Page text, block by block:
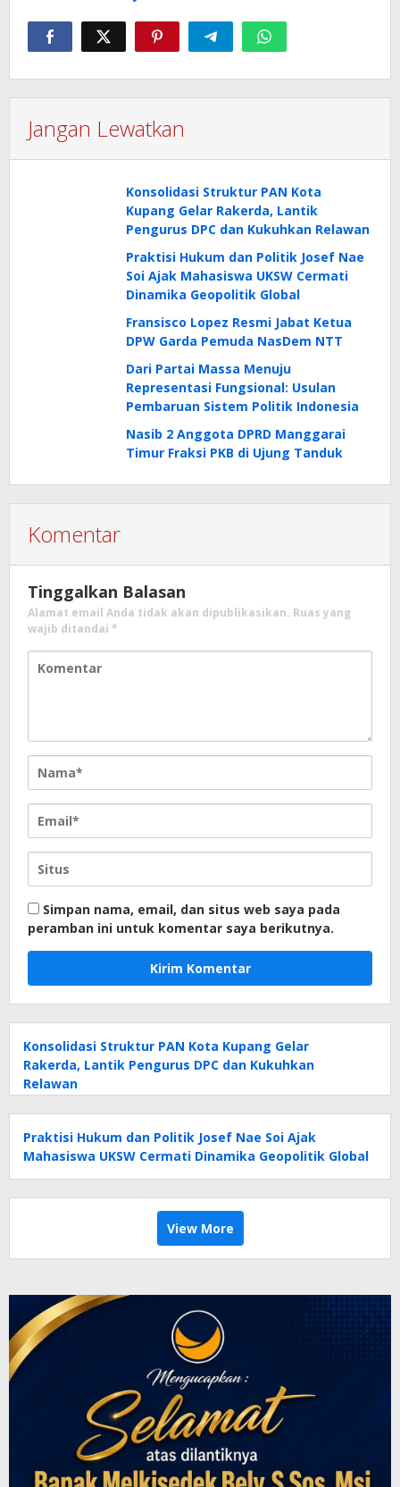
Jangan Lewatkan
Konsolidasi Struktur PAN Kota
Kupang Gelar Rakerda, Lantik
Pengurus DPC dan Kukuhkan Relawan
Praktisi Hukum dan Politik Josef Nae
Soi Ajak Mahasiswa UKSW Cermati
Dinamika Geopolitik Global
Fransisco Lopez Resmi Jabat Ketua
DPW Garda Pemuda NasDem NTT
Dari Partai Massa Menuju
Representasi Fungsional: Usulan
Pembaruan Sistem Politik Indonesia
Nasib 2 Anggota DPRD Manggarai
Timur Fraksi PKB di Ujung Tanduk
Komentar
Tinggalkan Balasan
Alamat email Anda tidak akan dipublikasikan. Ruas yang
wajib ditandai *
Simpan nama, email, dan situs web saya pada
peramban ini untuk komentar saya berikutnya.
Konsolidasi Struktur PAN Kota Kupang Gelar
Rakerda, Lantik Pengurus DPC dan Kukuhkan
Relawan
Praktisi Hukum dan Politik Josef Nae Soi Ajak
Mahasiswa UKSW Cermati Dinamika Geopolitik Global
View More